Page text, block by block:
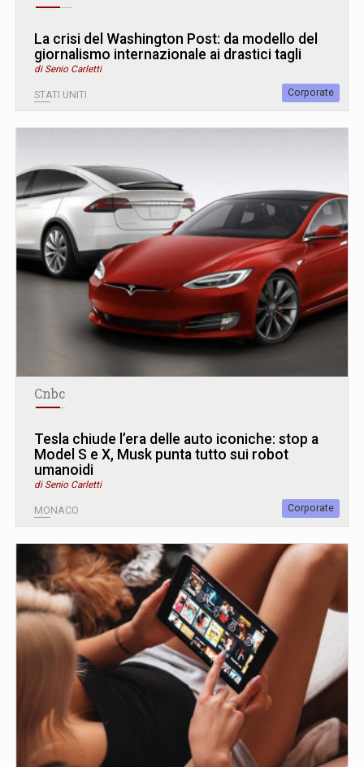
La crisi del Washington Post: da modello del
giornalismo internazionale ai drastici tagli
di Senio Carletti
STATI UNITI Corporate
Cnbc
Tesla chiude l’era delle auto iconiche: stop a
Model S e X, Musk punta tutto sui robot
umanoidi
di Senio Carletti
MONACO Corporate